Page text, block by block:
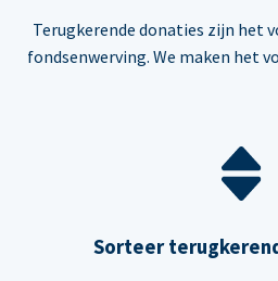
Terugkerende donaties zijn het
fondsenwerving. We maken het
Sorteer